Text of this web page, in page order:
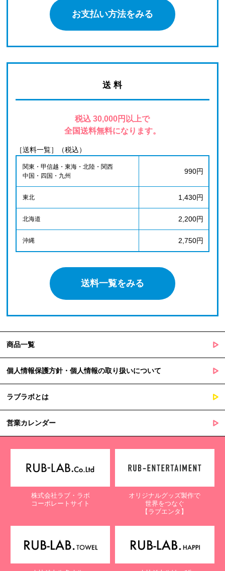
お支払い方法をみる
送 料
税込 30,000円以上で
全国送料無料になります。
［送料一覧］（税込）
関東・甲信越・東海・北陸・関西
中国・四国・九州
990円
東北 1,430円
北海道 2,200円
沖縄 2,750円
送料一覧をみる
商品一覧
個人情報保護方針・個人情報の取り扱いについて
ラブラボとは
営業カレンダー
株式会社ラブ・ラボ
コーポレートサイト
オリジナルグッズ製作で
世界をつなぐ
【ラブエンタ】